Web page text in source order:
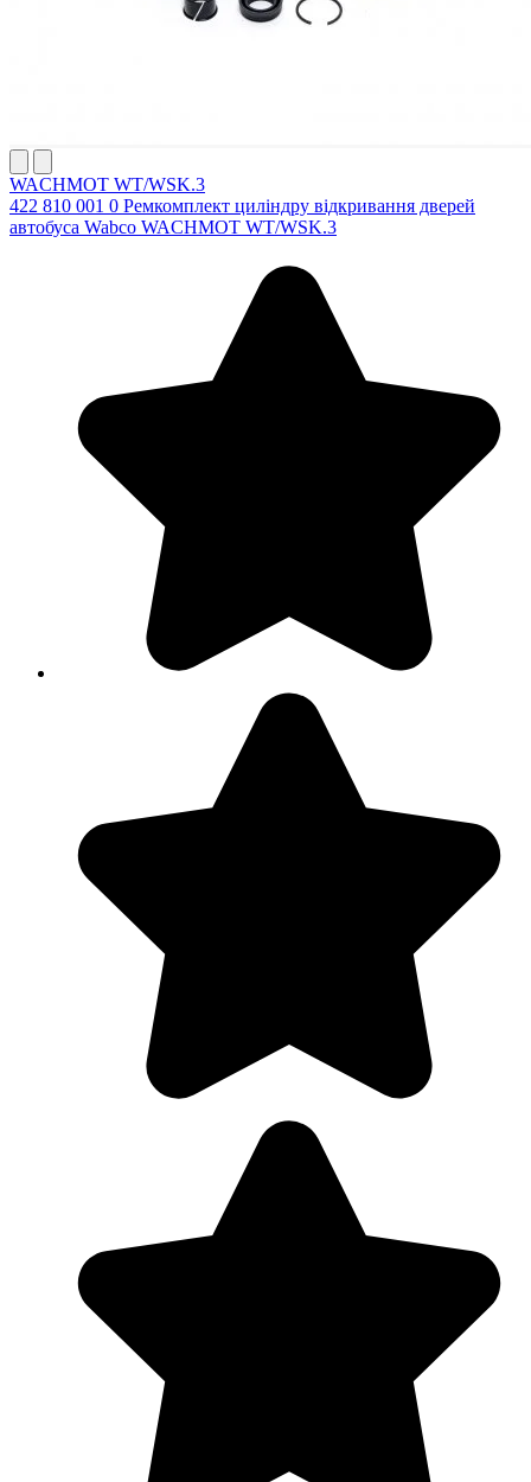
WACHMOT WT/WSK.3
422 810 001 0 Ремкомплект циліндру відкривання дверей
автобуса Wabco WACHMOT WT/WSK.3